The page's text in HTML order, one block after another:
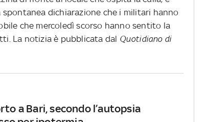
dichiarazione che i militari hanno
che mercoledì scorso hanno sentito la
La notizia è pubblicata dal Quotidiano di
a Bari, secondo l’autopsia